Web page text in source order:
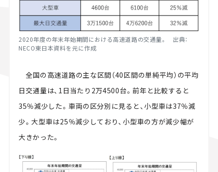
2020年度の年末年始期間における高速道路の交通量。 出典：
NECO東日本資料を元に作成
全国の高速道路の主な区間（40区間の単純平均）の平均
日交通量は、1日当たり2万4500台。前年と比較すると
35％減少した。車両の区分別に見ると、小型車は37％減
少。大型車は25％減少しており、小型車の方が減少幅が
大きかった。